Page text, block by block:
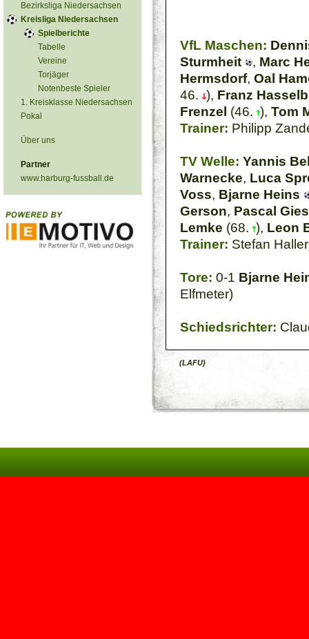
Bezirksliga Niedersachsen
Kreisliga Niedersachsen
Spielberichte
Tabelle
Vereine
Torjäger
Notenbeste Spieler
1. Kreisklasse Niedersachsen
Pokal
Über uns
Partner
www.harburg-fussball.de
VfL Maschen:
Sturmheit
, Marc
Hermsdorf, Oal
46. ), Franz
Frenzel (46. ), Tom
Trainer: Philipp
TV Welle: Yannis
Warnecke, Luca
Voss, Bjarne Heins
Gerson, Pascal
Lemke (68. ), Leon
Trainer: Stefan Haller
Tore: 0-1 Bjarne
Elfmeter)
Schiedsrichter:
(LAFU)